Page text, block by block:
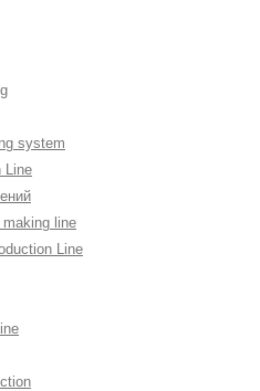
system
Line
line
Line